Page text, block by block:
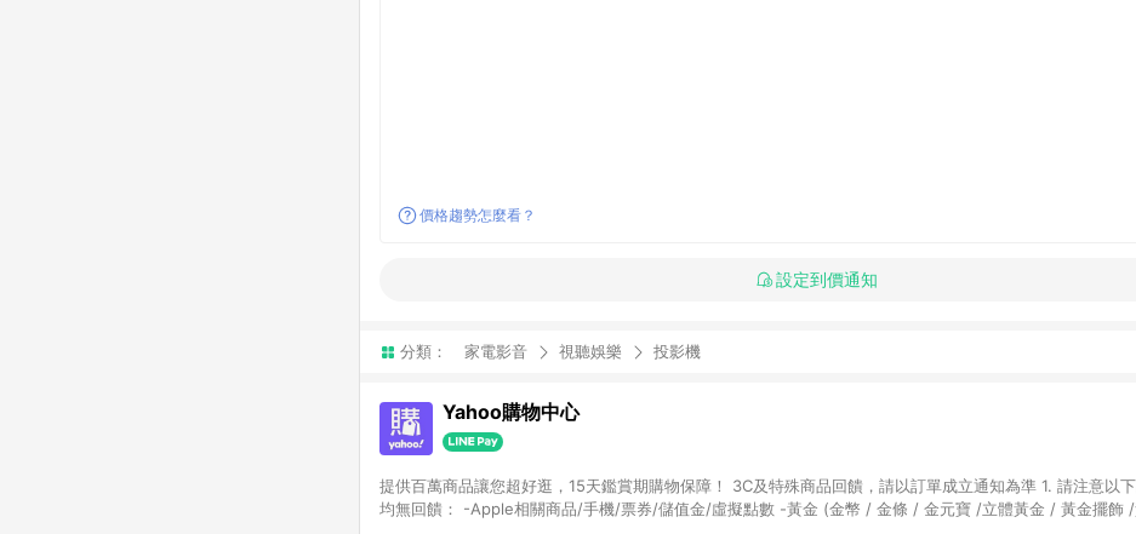
價格趨勢怎麼看？
設定到價通知
分類： 家電影音 視聽娛樂 投影機
Yahoo購物中心
提供百萬商品讓您超好逛，15天鑑賞期購物保障！ 3C及特殊商品回饋，請以訂單成立通知為準 1. 請注意以下品類商品
均無回饋： -Apple相關商品/手機/票券/儲值金/虛擬點數 -黃金 (金幣 / 金條 / 金元寶 /立體黃金 / 黃金擺飾 /